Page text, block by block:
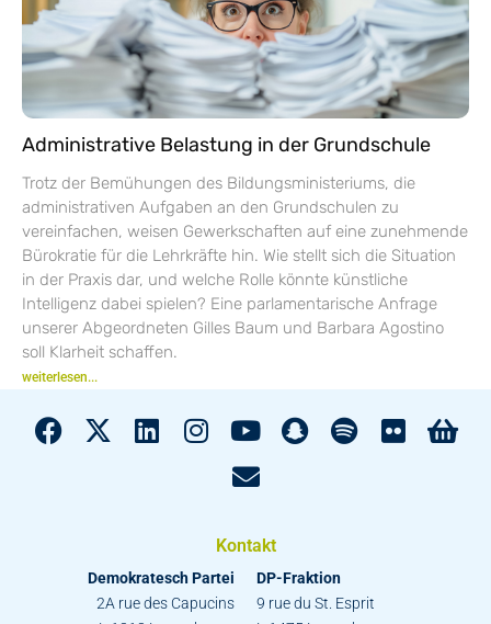
Administrative Belastung in der Grundschule
Trotz der Bemühungen des Bildungsministeriums, die
administrativen Aufgaben an den Grundschulen zu
vereinfachen, weisen Gewerkschaften auf eine zunehmende
Bürokratie für die Lehrkräfte hin. Wie stellt sich die Situation
in der Praxis dar, und welche Rolle könnte künstliche
Intelligenz dabei spielen? Eine parlamentarische Anfrage
unserer Abgeordneten Gilles Baum und Barbara Agostino
soll Klarheit schaffen.
weiterlesen...
Kontakt
Demokratesch Partei
2A rue des Capucins
DP-Fraktion
9 rue du St. Esprit